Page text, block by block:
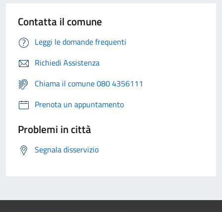
Contatta il comune
Leggi le domande frequenti
Richiedi Assistenza
Chiama il comune 080 4356111
Prenota un appuntamento
Problemi in città
Segnala disservizio